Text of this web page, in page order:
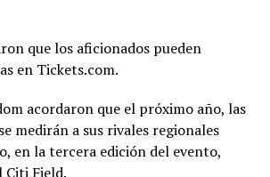
que los aficionados pueden
en Tickets.com.
acordaron que el próximo año, las
medirán a sus rivales regionales
en la tercera edición del evento,
Citi Field.